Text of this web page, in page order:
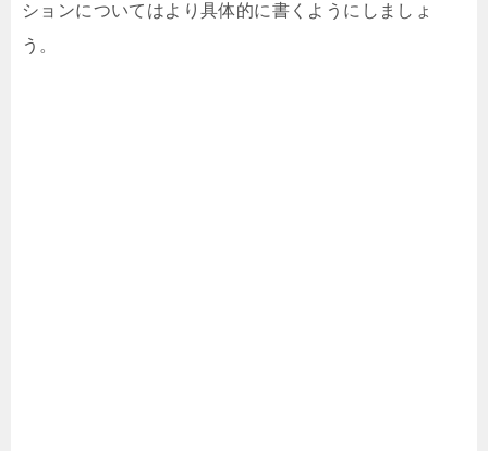
ションについてはより具体的に書くようにしましょ
う。